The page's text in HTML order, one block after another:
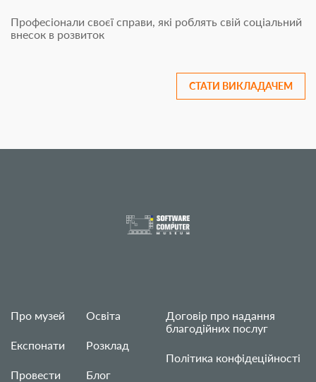
Професіонали своєї справи, які роблять свій соціальний
внесок в розвиток
СТАТИ ВИКЛАДАЧЕМ
Про музей
Експонати
Провести
Освіта
Розклад
Блог
Договір про надання
благодійних послуг
Політика конфідеційності